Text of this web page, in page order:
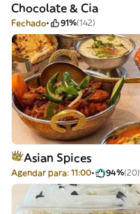
Chocolate & Cia
Fechado 91%(142)
Asian Spices
Agendar para: 11:00 94%(20)